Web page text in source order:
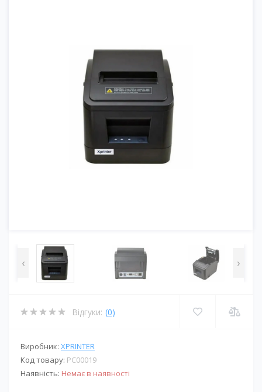
‹ ›
Відгуки: (0)
Виробник: XPRINTER
Код товару: PС00019
Наявність: Немає в наявності